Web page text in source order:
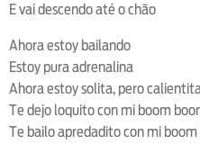
E vai descendo até o chão
Ahora estoy bailando
Estoy pura adrenalina
Ahora estoy solita, pero
Te dejo loquito con mi boom
Te bailo apredadito con mi